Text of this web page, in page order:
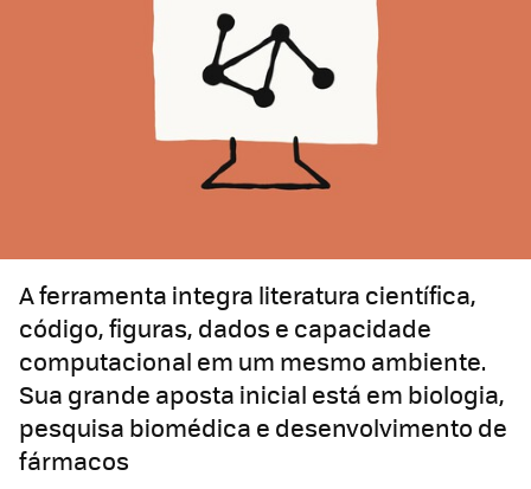
A ferramenta integra literatura científica,
código, figuras, dados e capacidade
computacional em um mesmo ambiente.
Sua grande aposta inicial está em biologia,
pesquisa biomédica e desenvolvimento de
fármacos